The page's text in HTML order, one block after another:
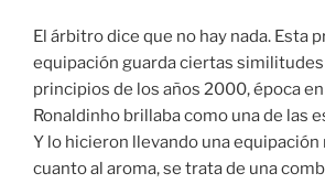
El árbitro dice que no hay nada. Esta
equipación guarda ciertas similitudes
principios de los años 2000, época
Ronaldinho brillaba como una de las
Y lo hicieron llevando una equipación
cuanto al aroma, se trata de una